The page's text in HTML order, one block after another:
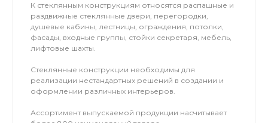
К стеклянным конструкциям относятся распашные и
раздвижные стеклянные двери, перегородки,
душевые кабины, лестницы, ограждения, потолки,
фасады, входные группы, стойки секретаря, мебель,
лифтовые шахты.
Стеклянные конструкции необходимы для
реализации нестандартных решений в создании и
оформлении различных интерьеров.
Ассортимент выпускаемой продукции насчитывает